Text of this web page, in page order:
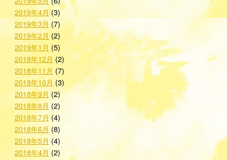
2019年4月(3)
2019年3月(7)
2019年2月 (2)
2019年1月 (5)
2018年12月 (2)
2018年11月(7)
2018年10月 (3)
2018年9月 (2)
2018年8月 (2)
2018年7月(4)
2018年6月 (8)
2018年5月 (4)
2018年4月(2)